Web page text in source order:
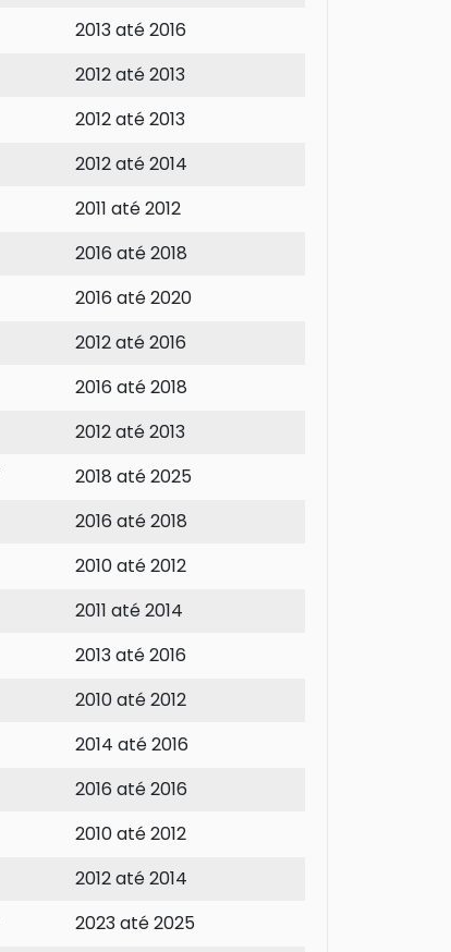
2013 até 2016
2012 até 2013
2012 até 2013
2012 até 2014
2011 até 2012
2016 até 2018
2016 até 2020
2012 até 2016
2016 até 2018
2012 até 2013
2018 até 2025
2016 até 2018
2010 até 2012
2011 até 2014
2013 até 2016
2010 até 2012
2014 até 2016
2016 até 2016
2010 até 2012
2012 até 2014
2023 até 2025